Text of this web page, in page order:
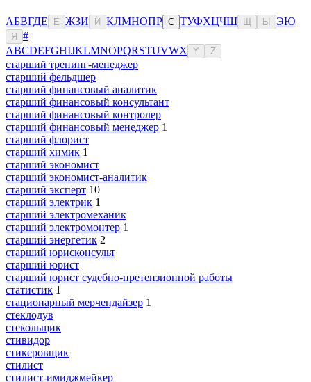
АБВГДЕ Ё ЖЗИ Й КЛМНОПР С ТУФХЦЧШ Ы ЭЮ
Я
#
ABCDEFGHIJKLMNOPQRSTUVWX Y Z
старший тренинг-менеджер
старший фельдшер
старший финансовый аналитик
старший финансовый консультант
старший финансовый контролер
старший финансовый менеджер 1
старший флорист
старший химик 1
старший экономист
старший экономист-аналитик
старший эксперт 10
старший электрик 1
старший электромеханик
старший электромонтер 1
старший энергетик 2
старший юрисконсульт
старший юрист
старший юрист судебно-претензионной работы
статистик 1
стационарный мерчендайзер 1
стеклодув
стекольщик
стивидор
стикеровщик
стилист
стилист-имиджмейкер